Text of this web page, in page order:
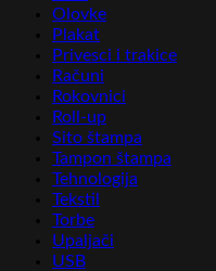
Olovke
Plakat
Privesci i trakice
Računi
Rokovnici
Roll-up
Sito štampa
Tampon štampa
Tehnologija
Tekstil
Torbe
Upaljači
USB